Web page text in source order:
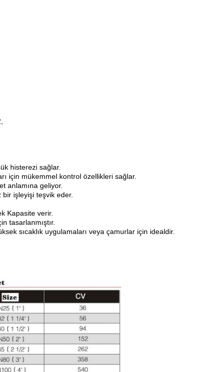
histerezi sağlar.
için mükemmel kontrol özellikleri sağlar.
anlamına geliyor.
işleyişi teşvik eder.
Kapasite verir.
tasarlanmıştır.
sıcaklık uygulamaları veya çamurlar için idealdir.